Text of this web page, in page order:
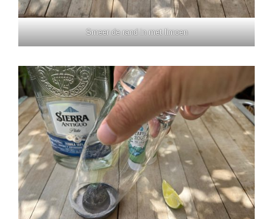
Smeer de rand in met limoen